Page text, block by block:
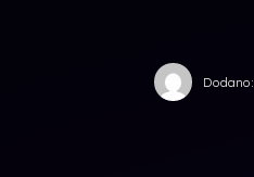
Dodano: